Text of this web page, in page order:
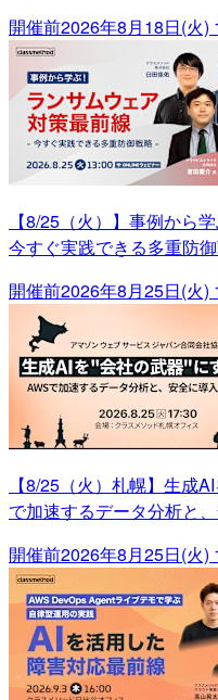
開催前2026年8月18日(火)
【8/25（火）】事例から
今すぐ実践できる多重防
開催前2026年8月25日(火)
【8/25（火）札幌】生成
で加速するデータ分析と
開催前2026年8月25日(火)